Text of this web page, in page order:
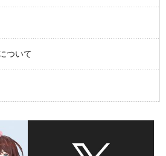
ついて